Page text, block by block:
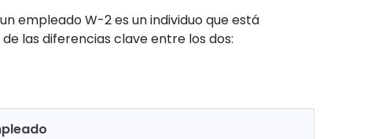
empleado W-2 es un individuo que está
las diferencias clave entre los dos: